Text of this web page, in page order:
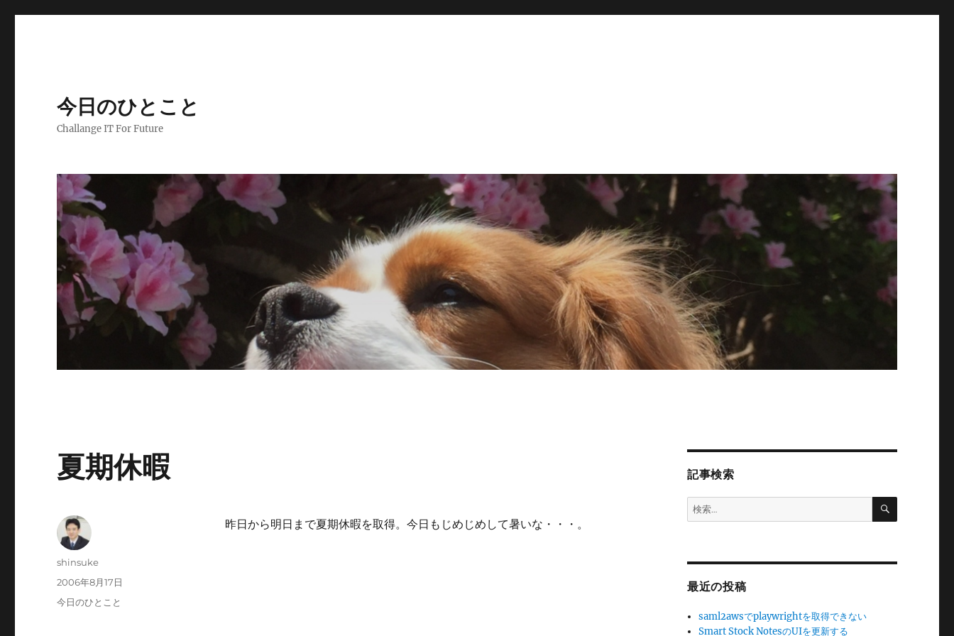
今日のひとこと
Challange IT For Future
夏期休暇
昨日から明日まで夏期休暇を取得。今日もじめじめして暑いな・・・。
投
shinsuke
投
稿
2006年8月17日
カ
今日のひとこと
記事検索
検
索:
検
最近の投稿
saml2awsでplaywrightを取得できない
Smart Stock NotesのUIを更新する